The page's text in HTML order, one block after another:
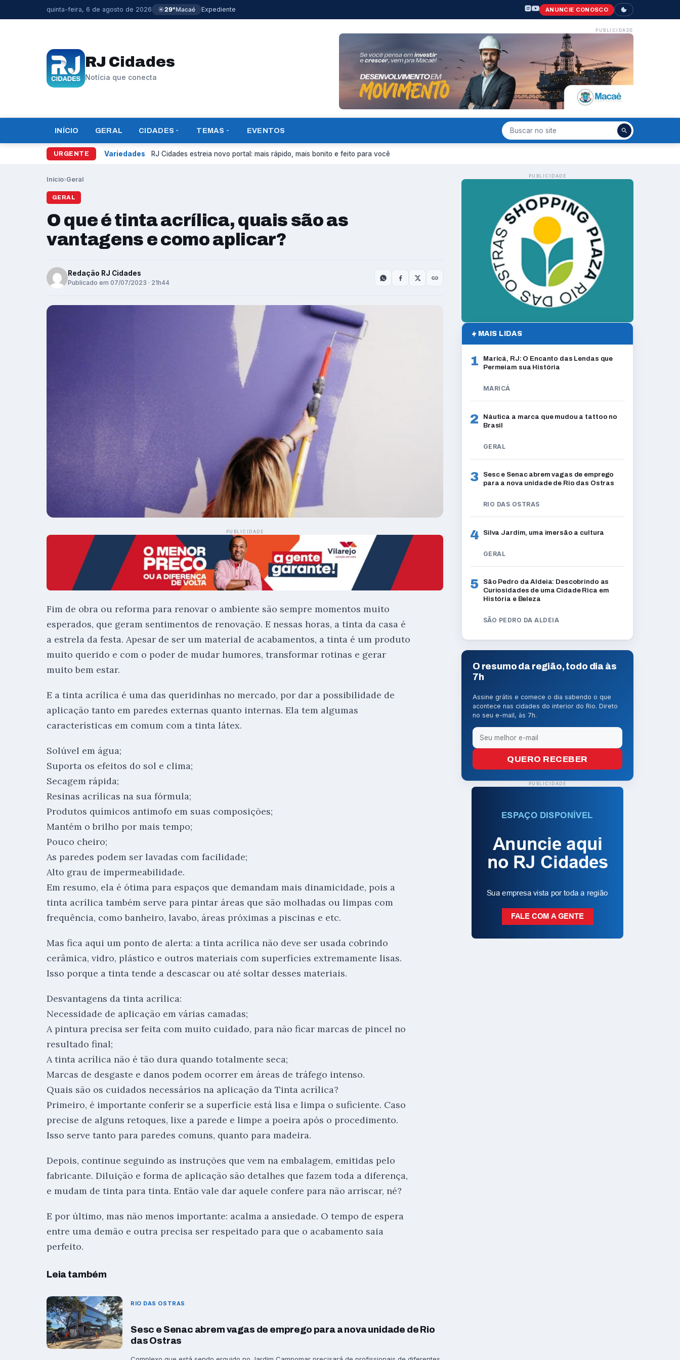
quinta-feira, 6 de agosto de 2026 ☀️29°Macaé Expediente ANUNCIE CONOSCO
RJ Cidades
Notícia que conecta
PUBLICIDADE
INÍCIO GERAL CIDADES TEMAS EVENTOS
URGENTE Variedades RJ Cidades estreia novo portal: mais rápido, mais bonito e feito para você
Início›Geral
GERAL
O que é tinta acrílica, quais são as
vantagens e como aplicar?
Redação RJ Cidades
Publicado em 07/07/2023 · 21h44
PUBLICIDADE
Fim de obra ou reforma para renovar o ambiente são sempre momentos muito
esperados, que geram sentimentos de renovação. E nessas horas, a tinta da casa é
a estrela da festa. Apesar de ser um material de acabamentos, a tinta é um produto
muito querido e com o poder de mudar humores, transformar rotinas e gerar
muito bem estar.
E a tinta acrílica é uma das queridinhas no mercado, por dar a possibilidade de
aplicação tanto em paredes externas quanto internas. Ela tem algumas
características em comum com a tinta látex.
Solúvel em água;
Suporta os efeitos do sol e clima;
Secagem rápida;
Resinas acrílicas na sua fórmula;
Produtos químicos antimofo em suas composições;
Mantém o brilho por mais tempo;
Pouco cheiro;
As paredes podem ser lavadas com facilidade;
Alto grau de impermeabilidade.
Em resumo, ela é ótima para espaços que demandam mais dinamicidade, pois a
tinta acrílica também serve para pintar áreas que são molhadas ou limpas com
frequência, como banheiro, lavabo, áreas próximas a piscinas e etc.
Mas fica aqui um ponto de alerta: a tinta acrílica não deve ser usada cobrindo
cerâmica, vidro, plástico e outros materiais com superfícies extremamente lisas.
Isso porque a tinta tende a descascar ou até soltar desses materiais.
Desvantagens da tinta acrílica:
Necessidade de aplicação em várias camadas;
A pintura precisa ser feita com muito cuidado, para não ficar marcas de pincel no
resultado final;
A tinta acrílica não é tão dura quando totalmente seca;
Marcas de desgaste e danos podem ocorrer em áreas de tráfego intenso.
Quais são os cuidados necessários na aplicação da Tinta acrílica?
Primeiro, é importante conferir se a superfície está lisa e limpa o suficiente. Caso
precise de alguns retoques, lixe a parede e limpe a poeira após o procedimento.
Isso serve tanto para paredes comuns, quanto para madeira.
Depois, continue seguindo as instruções que vem na embalagem, emitidas pelo
fabricante. Diluição e forma de aplicação são detalhes que fazem toda a diferença,
e mudam de tinta para tinta. Então vale dar aquele confere para não arriscar, né?
E por último, mas não menos importante: acalma a ansiedade. O tempo de espera
entre uma demão e outra precisa ser respeitado para que o acabamento saia
perfeito.
Leia também
RIO DAS OSTRAS
Sesc e Senac abrem vagas de emprego para a nova unidade de Rio
das Ostras
PUBLICIDADE
MAIS LIDAS
1
Maricá, RJ: O Encanto das Lendas que
Permeiam sua História
MARICÁ
2
Náutica a marca que mudou a tattoo no
Brasil
GERAL
3
Sesc e Senac abrem vagas de emprego
para a nova unidade de Rio das Ostras
RIO DAS OSTRAS
4 Silva Jardim, uma imersão a cultura
GERAL
5
São Pedro da Aldeia: Descobrindo as
Curiosidades de uma Cidade Rica em
História e Beleza
SÃO PEDRO DA ALDEIA
O resumo da região, todo dia às
7h
Assine grátis e comece o dia sabendo o que
acontece nas cidades do interior do Rio. Direto
no seu e-mail, às 7h.
QUERO RECEBER
PUBLICIDADE